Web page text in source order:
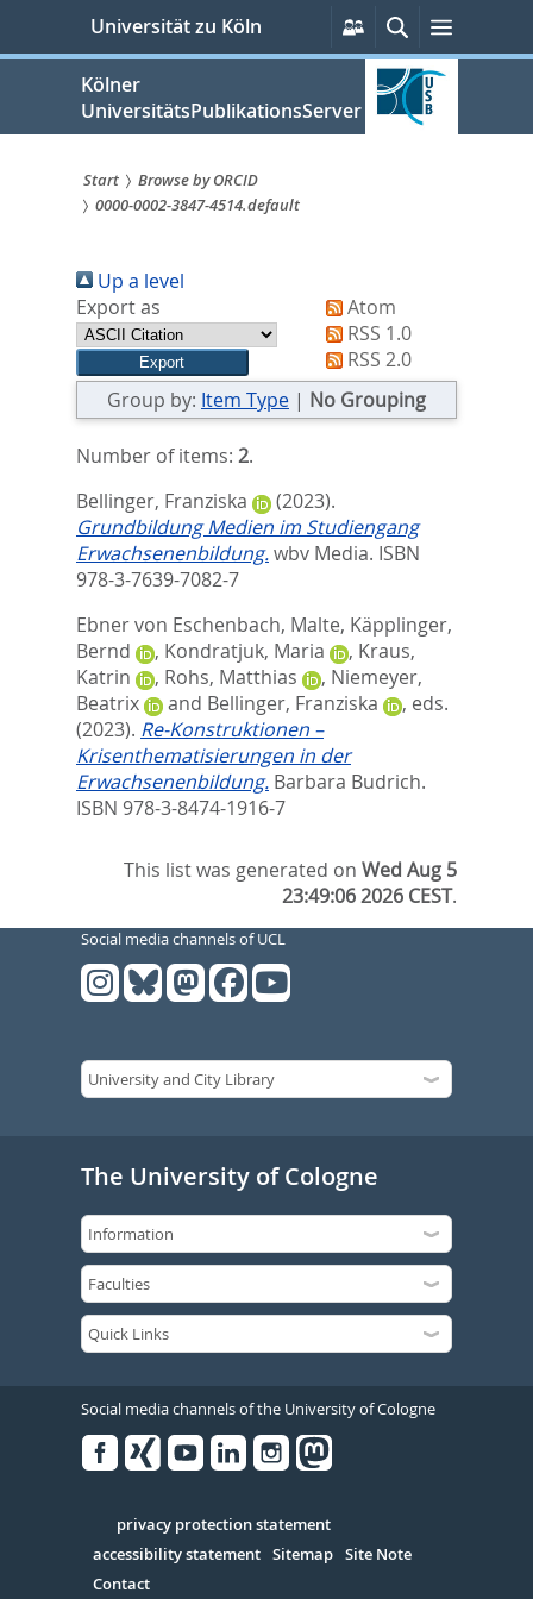
springen
Universität zu Köln
Persönliche
Services
SucheMenü
Kölner
UniversitätsPublikationsServer
Sie
sind
hier:
Start
Browse by ORCID
0000-0002-3847-4514.default
Up a level
Export as
Atom
RSS 1.0
RSS 2.0
Group by: Item Type | No Grouping
Number of items: 2.
Bellinger, Franziska
(2023).
Grundbildung Medien im Studiengang
Erwachsenenbildung.wbv Media. ISBN
978-3-7639-7082-7
Ebner von Eschenbach, Malte, Käpplinger,
Bernd
, Kondratjuk, Maria , Kraus,
Katrin
, Rohs, Matthias , Niemeyer,
Beatrix
and Bellinger, Franziska
, eds.
(2023). Re-Konstruktionen –
Krisenthematisierungen in der
Erwachsenenbildung. Barbara Budrich.
ISBN 978-3-8474-1916-7
This list was generated onWed Aug 5
23:49:06 2026 CEST.
Social media channels of UCL
The University of Cologne
Social media channels of the University of Cologne
Serivce
privacy protection statement
accessibility statement Sitemap Site Note
Contact